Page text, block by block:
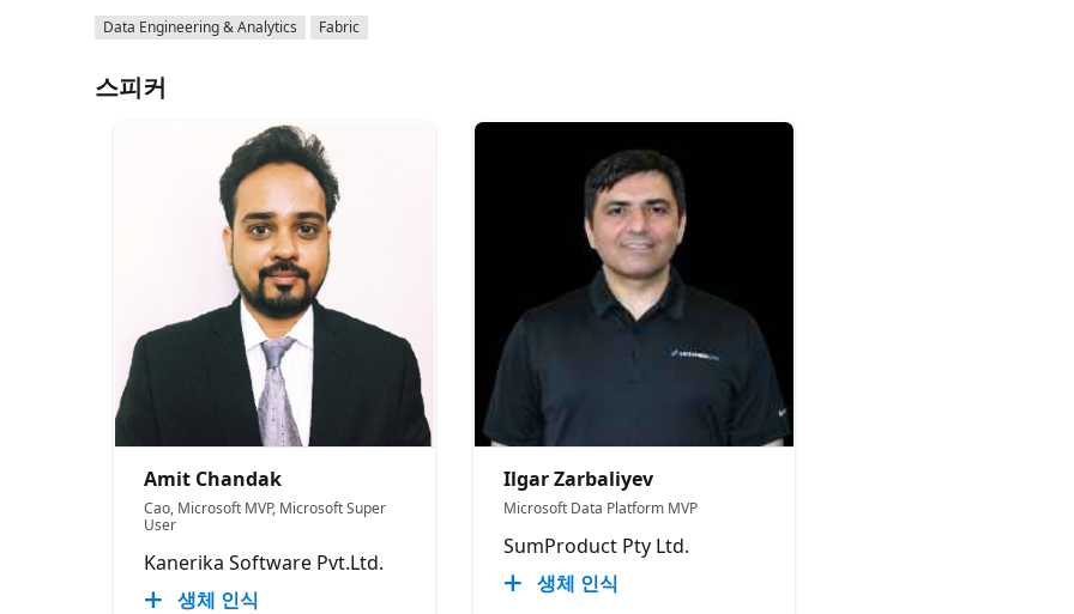
Data Engineering & Analytics Fabric
스피커
Amit Chandak
Cao, Microsoft MVP, Microsoft Super
User
Kanerika Software Pvt.Ltd.
생체 인식
Ilgar Zarbaliyev
Microsoft Data Platform MVP
SumProduct Pty Ltd.
생체 인식